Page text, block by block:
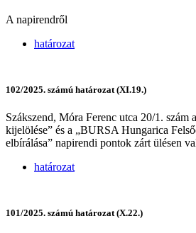
A napirendről
határozat
102/2025. számú határozat (XI.19.)
Szákszend, Móra Ferenc utca 20/1. szám
kijelölése” és a „BURSA Hungarica
elbírálása” napirendi pontok zárt ülésen
határozat
101/2025. számú határozat (X.22.)